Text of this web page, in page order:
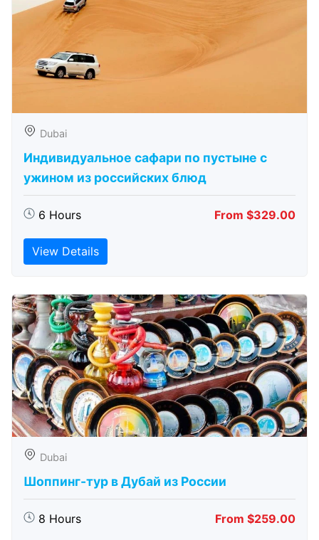
Dubai
Индивидуальное сафари по пустыне с
ужином из российских блюд
6 Hours From $329.00
View Details
Dubai
Шоппинг-тур в Дубай из России
8 Hours From $259.00